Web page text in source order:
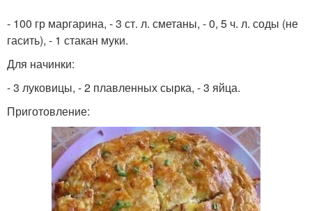
- 100 гр маргарина, - 3 ст. л. сметаны, - 0, 5 ч. л. соды (не
гасить), - 1 стакан муки.
Для начинки:
- 3 луковицы, - 2 плавленных сырка, - 3 яйца.
Приготовление: